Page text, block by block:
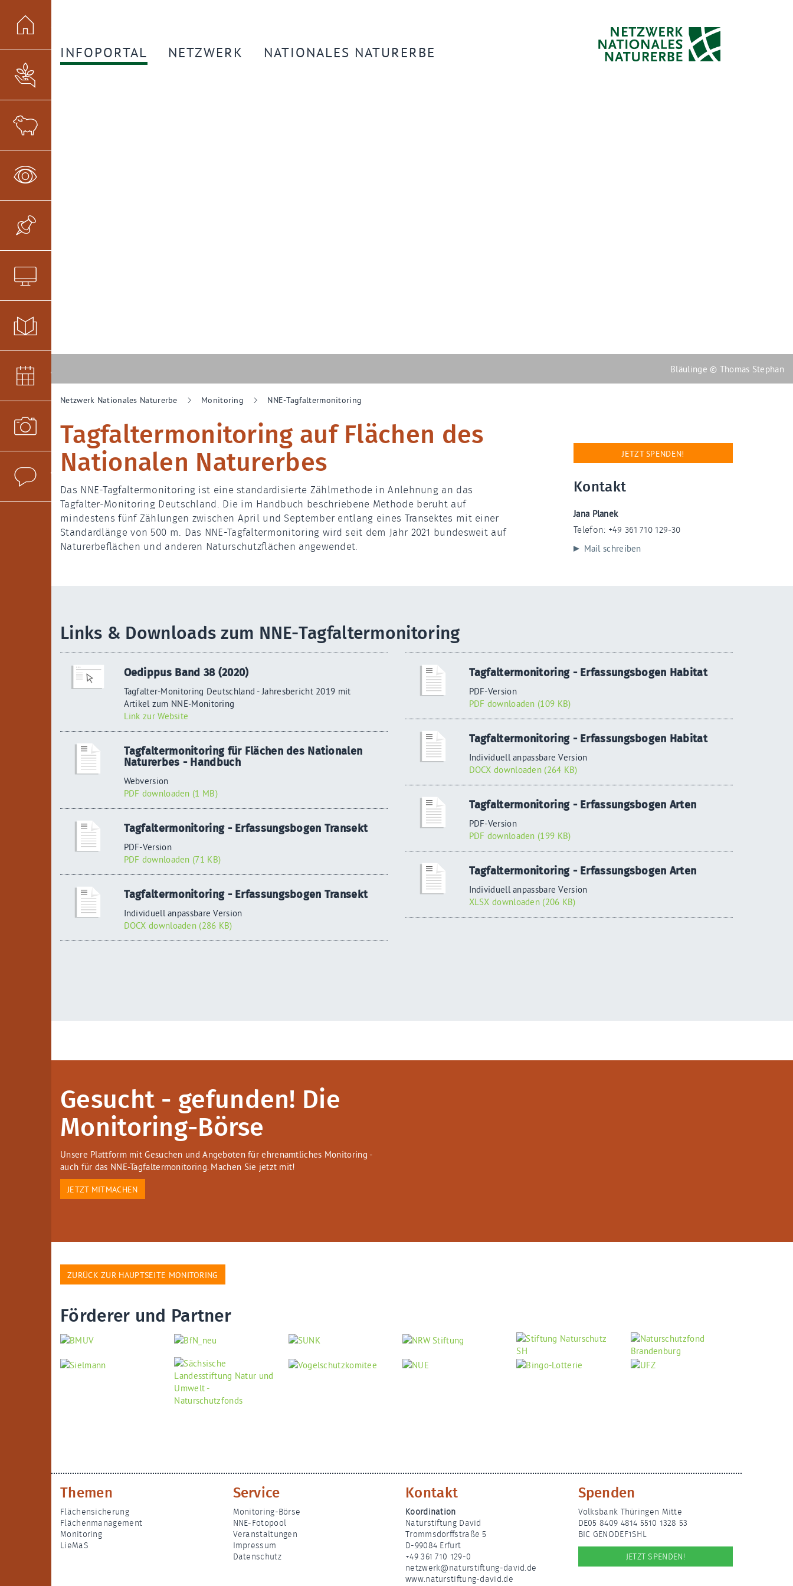
INFOPORTAL NETZWERK NATIONALES NATURERBE
Startseite
Veranstaltungen
Fotopool
Verteiler
Bläulinge © Thomas Stephan
Netzwerk Nationales Naturerbe Monitoring NNE-Tagfaltermonitoring
Tagfaltermonitoring auf Flächen des
Nationalen Naturerbes
Das NNE-Tagfaltermonitoring ist eine standardisierte Zählmethode in Anlehnung an das
Tagfalter-Monitoring Deutschland. Die im Handbuch beschriebene Methode beruht auf
mindestens fünf Zählungen zwischen April und September entlang eines Transektes mit einer
Standardlänge von 500 m. Das NNE-Tagfaltermonitoring wird seit dem Jahr 2021 bundesweit auf
Naturerbeflächen und anderen Naturschutzflächen angewendet.
JETZT SPENDEN!
Kontakt
Jana Planek
Telefon: +49 361 710 129-30
Mail schreiben
Links & Downloads zum NNE-Tagfaltermonitoring
Oedippus Band 38 (2020)
Tagfalter-Monitoring Deutschland - Jahresbericht 2019 mit
Artikel zum NNE-Monitoring
Link zur Website
Tagfaltermonitoring für Flächen des Nationalen
Naturerbes - Handbuch
Webversion
PDF downloaden (1 MB)
Tagfaltermonitoring - Erfassungsbogen Transekt
PDF-Version
PDF downloaden (71 KB)
Tagfaltermonitoring - Erfassungsbogen Transekt
Individuell anpassbare Version
DOCX downloaden (286 KB)
Tagfaltermonitoring - Erfassungsbogen Habitat
PDF-Version
PDF downloaden (109 KB)
Tagfaltermonitoring - Erfassungsbogen Habitat
Individuell anpassbare Version
DOCX downloaden (264 KB)
Tagfaltermonitoring - Erfassungsbogen Arten
PDF-Version
PDF downloaden (199 KB)
Tagfaltermonitoring - Erfassungsbogen Arten
Individuell anpassbare Version
XLSX downloaden (206 KB)
Gesucht - gefunden! Die
Monitoring-Börse
Unsere Plattform mit Gesuchen und Angeboten für ehrenamtliches Monitoring -
auch für das NNE-Tagfaltermonitoring. Machen Sie jetzt mit!
JETZT MITMACHEN
ZURÜCK ZUR HAUPTSEITE MONITORING
Förderer und Partner
Themen
Flächensicherung
Flächenmanagement
Monitoring
LieMaS
Service
Monitoring-Börse
NNE-Fotopool
Veranstaltungen
Impressum
Datenschutz
Kontakt
Koordination
Naturstiftung David
Trommsdorffstraße 5
D-99084 Erfurt
+49 361 710 129-0
netzwerk@naturstiftung-david.de
www.naturstiftung-david.de
Spenden
Volksbank Thüringen Mitte
DE05 8409 4814 5510 1328 53
BIC GENODEF1SHL
JETZT SPENDEN!